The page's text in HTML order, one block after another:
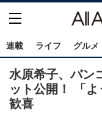
連載 ライフ グルメ
水原希子、バン
ット公開！ 「
歓喜